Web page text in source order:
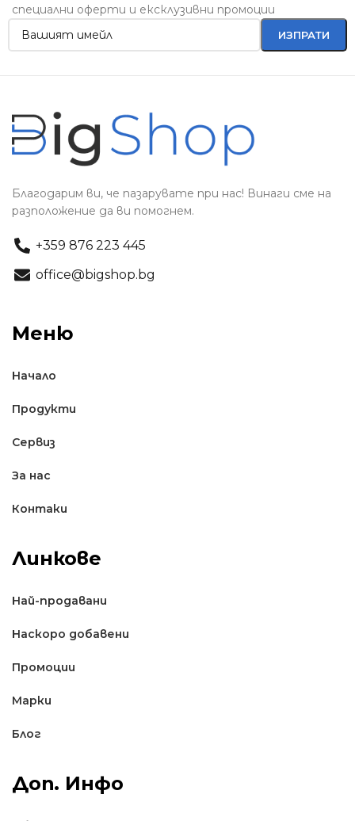
специални оферти и ексклузивни промоции
Благодарим ви, че пазарувате при нас! Винаги сме на
разположение да ви помогнем.
+359 876 223 445
office@bigshop.bg
Меню
Начало
Продукти
Сервиз
За нас
Контаки
Линкове
Най-продавани
Наскоро добавени
Промоции
Марки
Блог
Доп. Инфо